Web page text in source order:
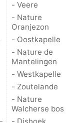
- Veere
- Nature
Oranjezon
- Oostkapelle
- Nature de
Mantelingen
- Westkapelle
- Zoutelande
- Nature
Walcherse bos